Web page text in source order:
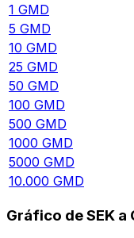
1 GMD
5 GMD
10 GMD
25 GMD
50 GMD
100 GMD
500 GMD
1000 GMD
5000 GMD
10.000 GMD
Gráfico de SEK a